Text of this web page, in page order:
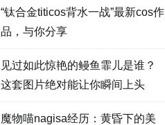
“钛合金titicos背水一战”最新cos作
品，与你分享
见过如此惊艳的鳗鱼霏儿是谁？
这套图片绝对能让你瞬间上头
魔物喵nagisa经历：黄昏下的美